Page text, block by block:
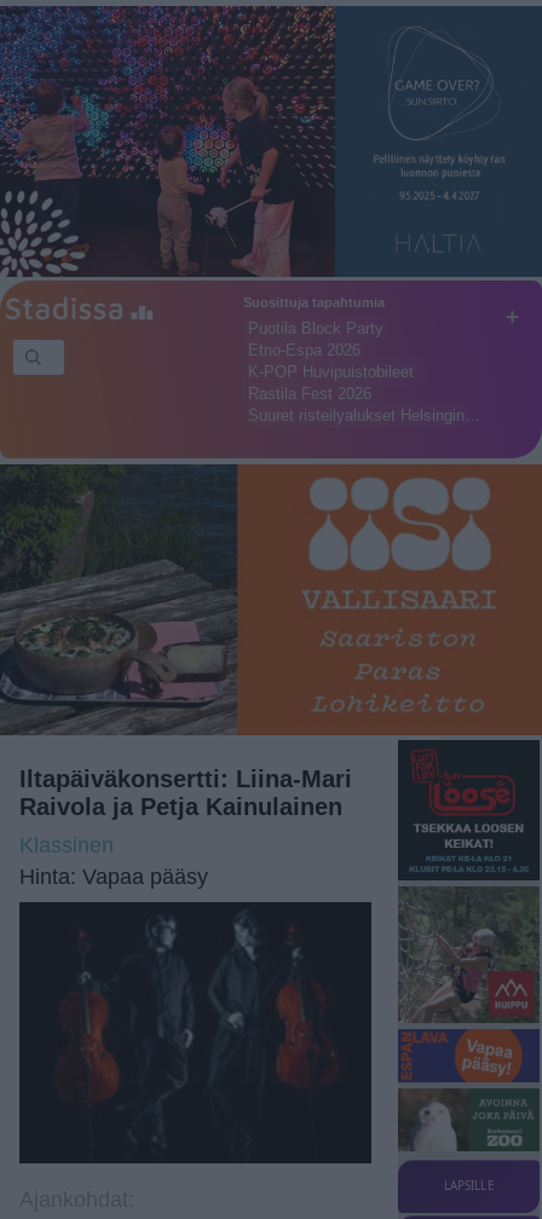
+
Suosittuja tapahtumia
Puotila Block Party
Etno-Espa 2026
K-POP Huvipuistobileet
Rastila Fest 2026
Suuret risteilyalukset Helsingin…
Iltapäiväkonsertti: Liina-Mari
Raivola ja Petja Kainulainen
Klassinen
Hinta: Vapaa pääsy
LAPSILLE